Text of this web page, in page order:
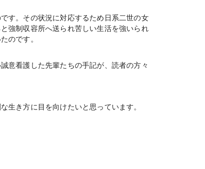
す。その状況に対応するため日系二世の女
強制収容所へ送られ苦しい生活を強いられ
のです。
意看護した先輩たちの手記が、読者の方々
き方に目を向けたいと思っています。